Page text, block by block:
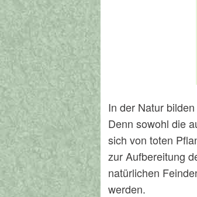
In der Natur
Denn sowohl die
sich von toten
zur Aufbereitung
natürlichen
werden.